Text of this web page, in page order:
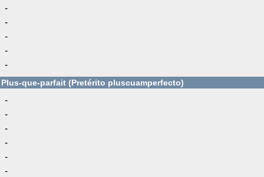
-
-
-
-
-
Plus-que-parfait (Pretérito pluscuamperfecto)
-
-
-
-
-
-